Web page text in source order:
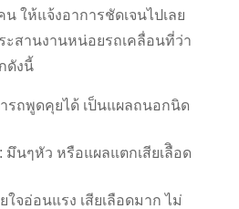
ให้แจ้งอาการชัดเจนไปเลย
ะสานงานหน่อยรถเคลื่อนที่ว่า
ดังนี้
รถพูดคุยได้ เป็นแผลถนอกนิด
มึนๆหัว หรือแผลแตกเสียเลืิอด
ใจอ่อนแรง เสียเลือดมาก ไม่